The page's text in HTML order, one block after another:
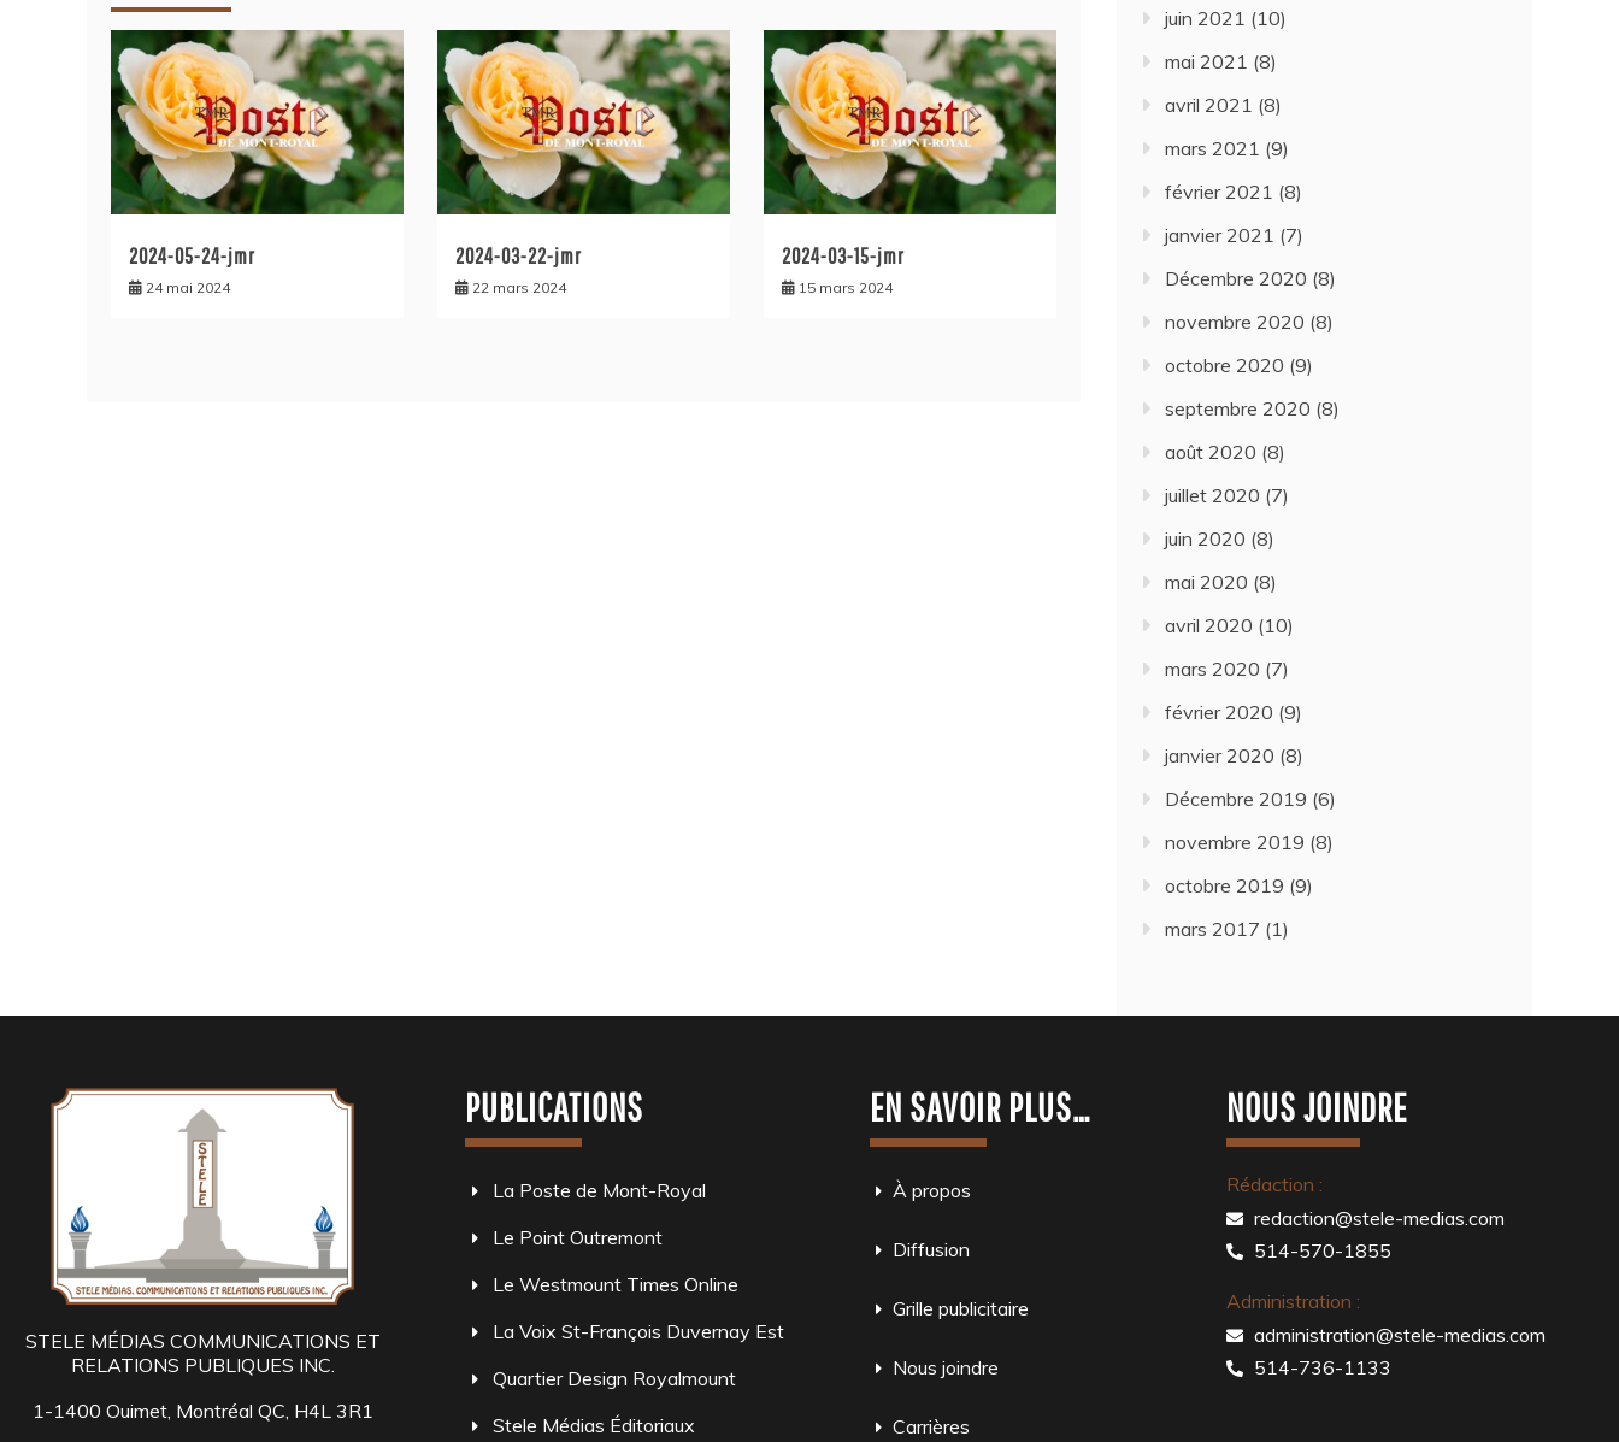
2024-05-24-jmr
24 mai 2024
2024-03-22-jmr
22 mars 2024
2024-03-15-jmr
15 mars 2024
juin 2021 (10)
mai 2021 (8)
avril 2021 (8)
mars 2021 (9)
février 2021 (8)
janvier 2021 (7)
Décembre 2020 (8)
novembre 2020 (8)
octobre 2020 (9)
septembre 2020 (8)
août 2020 (8)
juillet 2020 (7)
juin 2020 (8)
mai 2020 (8)
avril 2020 (10)
mars 2020 (7)
février 2020 (9)
janvier 2020 (8)
Décembre 2019 (6)
novembre 2019 (8)
octobre 2019 (9)
mars 2017 (1)
STELE MÉDIAS COMMUNICATIONS ET
RELATIONS PUBLIQUES INC.
1-1400 Ouimet, Montréal QC, H4L 3R1
PUBLICATIONS
La Poste de Mont-Royal
Le Point Outremont
Le Westmount Times Online
La Voix St-François Duvernay Est
Quartier Design Royalmount
Stele Médias Éditoriaux
EN SAVOIR PLUS…
À propos
Diffusion
Grille publicitaire
Nous joindre
Carrières
NOUS JOINDRE
Rédaction :
redaction@stele-medias.com
514-570-1855
Administration :
administration@stele-medias.com
514-736-1133